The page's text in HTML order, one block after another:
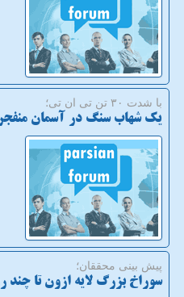
با شدت ۳۰ تن تی ان تی؛
یک شهاب سنگ در آسمان
پیش بینی محققان؛
سوراخ بزرگ لایه ازون تا چند